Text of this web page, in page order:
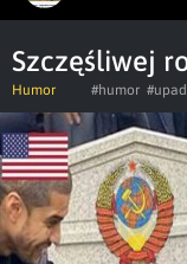
Szczęśliwej
Humor #humor